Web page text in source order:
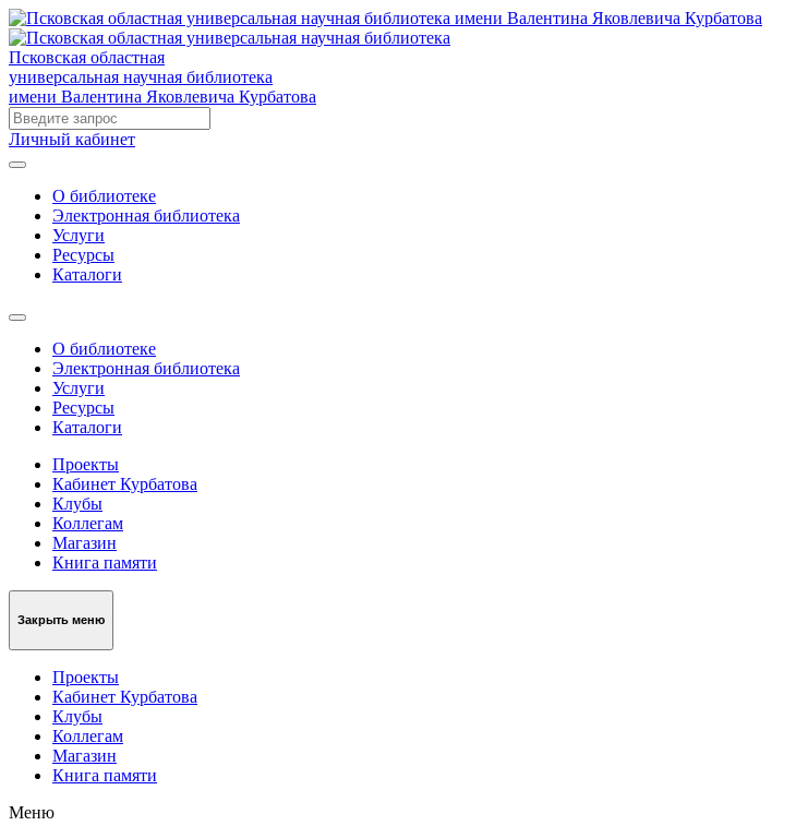
Псковская областная
универсальная научная библиотека
имени Валентина Яковлевича Курбатова
Личный кабинет
О библиотеке
Электронная библиотека
Услуги
Ресурсы
Каталоги
О библиотеке
Электронная библиотека
Услуги
Ресурсы
Каталоги
Проекты
Кабинет Курбатова
Клубы
Коллегам
Магазин
Книга памяти
Закрыть меню
Проекты
Кабинет Курбатова
Клубы
Коллегам
Магазин
Книга памяти
Меню